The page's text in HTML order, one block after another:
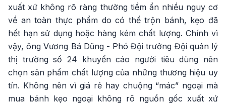
xuất xứ không rõ ràng thường tiềm ẩn nhiều nguy cơ
về an toàn thực phẩm do có thể trộn bánh, kẹo đã
hết hạn sử dụng hoặc hàng kém chất lượng. Chính vì
vậy, ông Vương Bá Dũng - Phó Đội trưởng Đội quản lý
thị trường số 24 khuyến cáo người tiêu dùng nên
chọn sản phẩm chất lượng của những thương hiệu uy
tín. Không nên vì giá rẻ hay chuộng “mác” ngoại mà
mua bánh kẹo ngoại không rõ nguồn gốc xuất xứ